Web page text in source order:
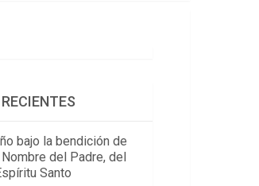
bajo la bendición de
del Padre, del
Santo